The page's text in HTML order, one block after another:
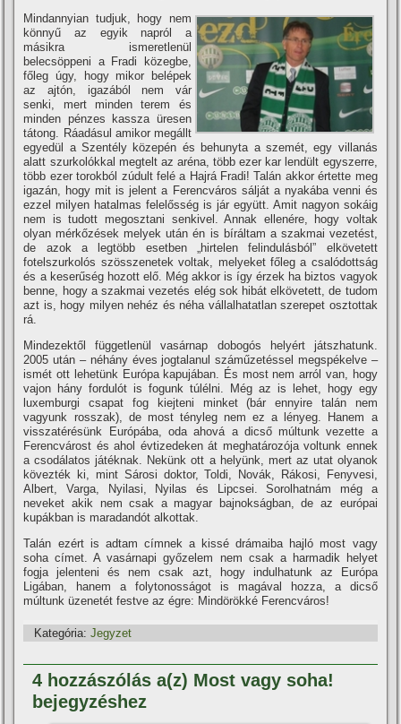
Mindannyian tudjuk, hogy nem
könnyű az egyik napról a
másikra ismeretlenül
belecsöppeni a Fradi közegbe,
főleg úgy, hogy mikor belépek
az ajtón, igazából nem vár
senki, mert minden terem és
minden pénzes kassza üresen
tátong. Ráadásul amikor megállt
egyedül a Szentély közepén és behunyta a szemét, egy villanás
alatt szurkolókkal megtelt az aréna, több ezer kar lendült egyszerre,
több ezer torokból zúdult felé a Hajrá Fradi! Talán akkor értette meg
igazán, hogy mit is jelent a Ferencváros sálját a nyakába venni és
ezzel milyen hatalmas felelősség is jár együtt. Amit nagyon sokáig
nem is tudott megosztani senkivel. Annak ellenére, hogy voltak
olyan mérkőzések melyek után én is bí­ráltam a szakmai vezetést,
de azok a legtöbb esetben „hirtelen felindulásból” elkövetett
fotelszurkolós szösszenetek voltak, melyeket főleg a csalódottság
és a keserűség hozott elő. Még akkor is í­gy érzek ha biztos vagyok
benne, hogy a szakmai vezetés elég sok hibát elkövetett, de tudom
azt is, hogy milyen nehéz és néha vállalhatatlan szerepet osztottak
rá.
Mindezektől függetlenül vasárnap dobogós helyért játszhatunk.
2005 után – néhány éves jogtalanul száműzetéssel megspékelve –
ismét ott lehetünk Európa kapujában. És most nem arról van, hogy
vajon hány fordulót is fogunk túlélni. Még az is lehet, hogy egy
luxemburgi csapat fog kiejteni minket (bár ennyire talán nem
vagyunk rosszak), de most tényleg nem ez a lényeg. Hanem a
visszatérésünk Európába, oda ahová a dicső múltunk vezette a
Ferencvárost és ahol évtizedeken át meghatározója voltunk ennek
a csodálatos játéknak. Nekünk ott a helyünk, mert az utat olyanok
kövezték ki, mint Sárosi doktor, Toldi, Novák, Rákosi, Fenyvesi,
Albert, Varga, Nyilasi, Nyilas és Lipcsei. Sorolhatnám még a
neveket akik nem csak a magyar bajnokságban, de az európai
kupákban is maradandót alkottak.
Talán ezért is adtam cí­mnek a kissé drámaiba hajló most vagy
soha cí­met. A vasárnapi győzelem nem csak a harmadik helyet
fogja jelenteni és nem csak azt, hogy indulhatunk az Európa
Ligában, hanem a folytonosságot is magával hozza, a dicső
múltunk üzenetét festve az égre: Mindörökké Ferencváros!
Kategória: Jegyzet
4 hozzászólás a(z) Most vagy soha!
bejegyzéshez